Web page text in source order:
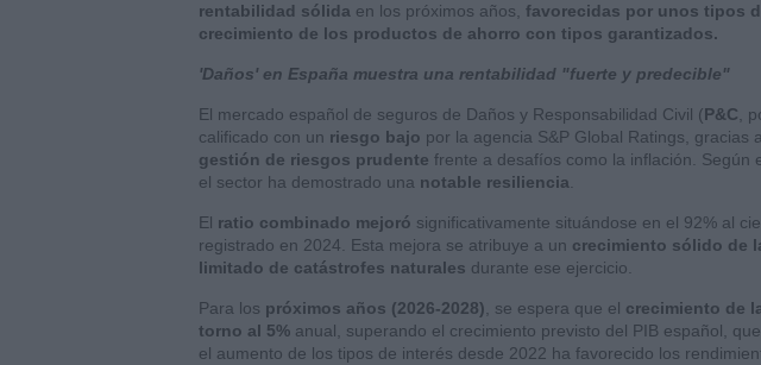
rentabilidad sólida en los próximos años, favorecidas por unos tipos
crecimiento de los productos de ahorro con tipos garantizados.
'Daños' en España muestra una rentabilidad "fuerte y predecible"
El mercado español de seguros de Daños y Responsabilidad Civil (P&C ,
calificado con un riesgo bajo por la agencia S&P Global Ratings, gracias
gestión de riesgos prudente frente a desafíos como la inflación. Según
el sector ha demostrado una notable resiliencia
El ratio combinado mejoró significativamente situándose en el 92% al
registrado en 2024. Esta mejora se atribuye a un crecimiento sólido de
limitado de catástrofes naturales durante ese ejercicio.
Para los próximos años (2026-2028) , se espera que el crecimiento de
torno al 5% anual, superando el crecimiento previsto del PIB español,
el aumento de los tipos de interés desde 2022 ha favorecido los